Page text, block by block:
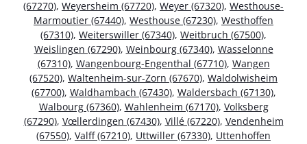
(67270), Weyersheim (67720), Weyer (67320), Westhouse-
Marmoutier (67440), Westhouse (67230), Westhoffen
(67310), Weiterswiller (67340), Weitbruch (67500),
Weislingen (67290), Weinbourg (67340), Wasselonne
(67310), Wangenbourg-Engenthal (67710), Wangen
(67520), Waltenheim-sur-Zorn (67670), Waldolwisheim
(67700), Waldhambach (67430), Waldersbach (67130),
Walbourg (67360), Wahlenheim (67170), Volksberg
(67290), Vœllerdingen (67430), Villé (67220), Vendenheim
(67550), Valff (67210), Uttwiller (67330), Uttenhoffen